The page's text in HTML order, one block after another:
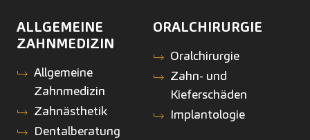
ALLGEMEINE
ZAHNMEDIZIN
Allgemeine
Zahnmedizin
Zahnästhetik
Dentalberatung
ORALCHIRURGIE
Oralchirurgie
Zahn- und
Kieferschäden
Implantologie